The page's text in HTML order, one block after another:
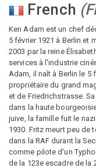
French (
Ken Adam est un chef
5 février 1921 à Berlin et
2003 par la reine
services à l'industrie
Adam, il naît à Berlin le 5
propriétaire du grand
et de Friedrichstrasse.
dans la haute
juive, la famille fuit le
1930. Fritz meurt peu de
dans la RAF durant la
comme pilote d'un
de la 123e escadre de la